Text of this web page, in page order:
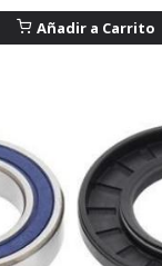
Añadir a Carrito